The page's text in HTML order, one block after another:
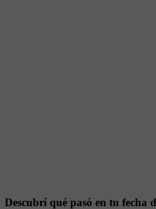
Descubrí qué pasó en tu fecha